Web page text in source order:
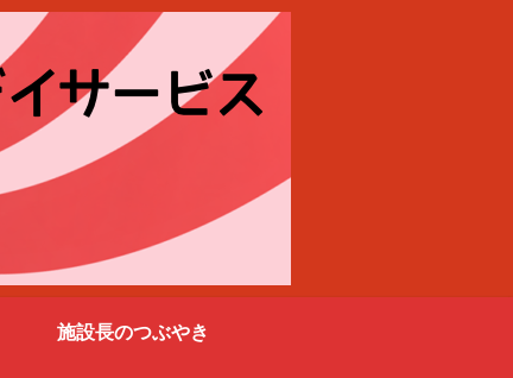
施設長のつぶやき